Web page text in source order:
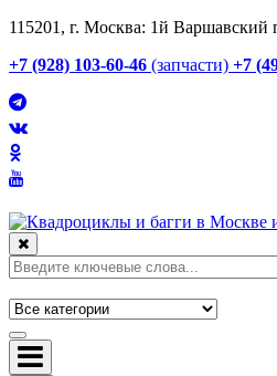
115201, г. Москва: 1й Варшавский
+7 (928) 103-60-46 (запчасти) +7